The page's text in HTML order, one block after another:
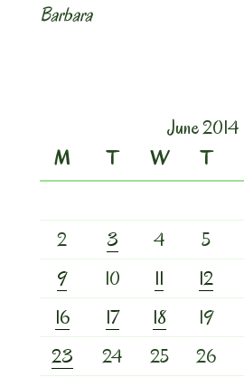
Barbara
June 2014
M
T W T
2
3 4 5
9
10 11 12
16
17 18 19
23
24 25 26